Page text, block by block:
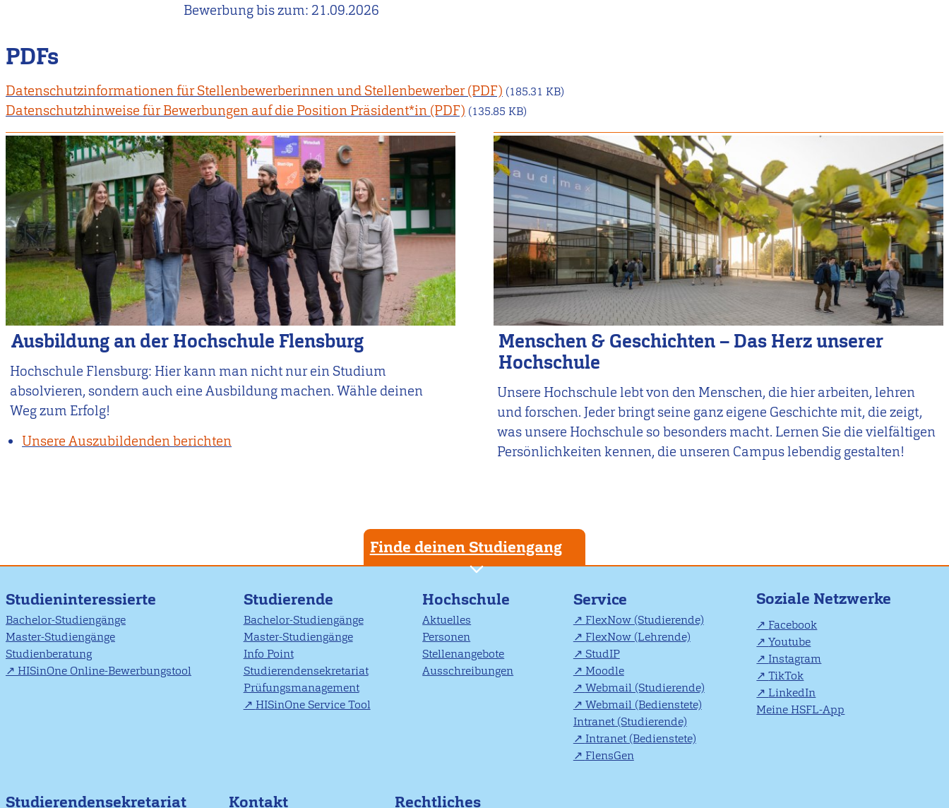
Bewerbung bis zum:21.09.2026
PDFs
Datenschutzinformationen für Stellenbewerberinnen und Stellenbewerber (185.31 KB)
Datenschutzhinweise für Bewerbungen auf die Position Präsident*in (135.85 KB)
Ausbildung an der Hochschule Flensburg
Hochschule Flensburg: Hier kann man nicht nur ein Studium
absolvieren, sondern auch eine Ausbildung machen. Wähle deinen
Weg zum Erfolg!
Unsere Auszubildenden berichten
Menschen & Geschichten – Das Herz unserer
Hochschule
Unsere Hochschule lebt von den Menschen, die hier arbeiten, lehren
und forschen. Jeder bringt seine ganz eigene Geschichte mit, die zeigt,
was unsere Hochschule so besonders macht. Lernen Sie die vielfältigen
Persönlichkeiten kennen, die unseren Campus lebendig gestalten!
Finde deinen Studiengang
Studieninteressierte
Bachelor-Studiengänge
Master-Studiengänge
Studienberatung
HISinOne Online-Bewerbungstool
Studierende
Bachelor-Studiengänge
Master-Studiengänge
Info Point
Studierendensekretariat
Prüfungsmanagement
HISinOne Service Tool
Hochschule
Aktuelles
Personen
Stellenangebote
Ausschreibungen
Service
FlexNow (Studierende)
FlexNow (Lehrende)
StudIP
Moodle
Webmail (Studierende)
Webmail (Bedienstete)
Intranet (Studierende)
Intranet (Bedienstete)
FlensGen
Soziale Netzwerke
Facebook
Youtube
Instagram
TikTok
LinkedIn
Meine HSFL-App
Studierendensekretariat Kontakt Rechtliches